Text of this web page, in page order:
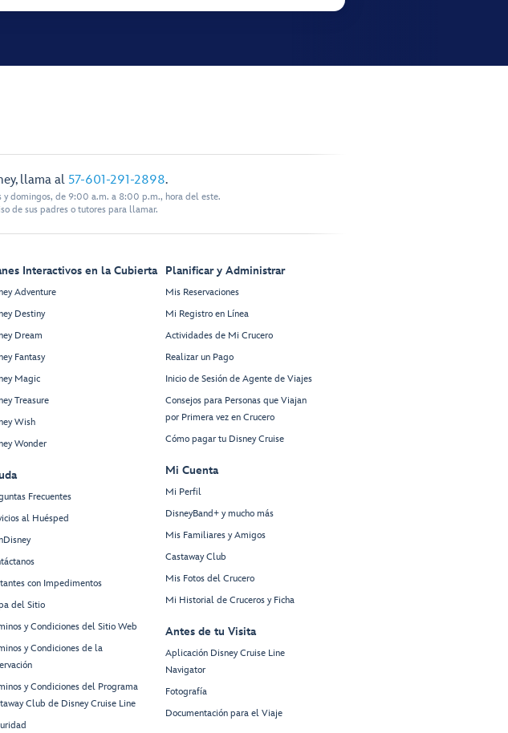
llama al 57-601-291-2898.
domingos, de 9:00 a.m. a 8:00 p.m., hora del este.
de sus padres o tutores para llamar.
Interactivos en la Cubierta
Adventure
Destiny
Dream
Fantasy
Magic
Treasure
Wish
Wonder
Frecuentes
al Huésped
con Impedimentos
del Sitio
y Condiciones del Sitio Web
y Condiciones de la
y Condiciones del Programa
Club de Disney Cruise Line
Planificar y Administrar
Mis Reservaciones
Mi Registro en Línea
Actividades de Mi Crucero
Realizar un Pago
Inicio de Sesión de Agente de Viajes
Consejos para Personas que Viajan
por Primera vez en Crucero
Cómo pagar tu Disney Cruise
Mi Cuenta
Mi Perfil
DisneyBand+ y mucho más
Mis Familiares y Amigos
Castaway Club
Mis Fotos del Crucero
Mi Historial de Cruceros y Ficha
Antes de tu Visita
Aplicación Disney Cruise Line
Navigator
Fotografía
Documentación para el Viaje